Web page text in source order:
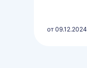
от 09.12.2024